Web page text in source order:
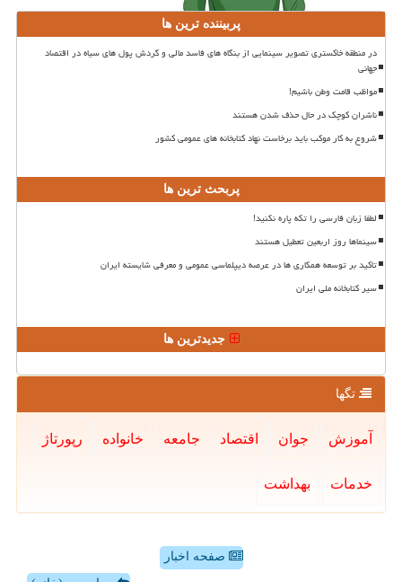
پربیننده ترین ها
در منطقه خاکستری تصویر سینمایی از بنگاه های فاسد مالی و گردش پول های سیاه در اقتصاد
جهانی
مواظب قامت وطن باشیم!
ناشران کوچک در حال حذف شدن هستند
شروع به کار موکب باید برخاست نهاد کتابخانه های عمومی کشور
پربحث ترین ها
لطفا زبان فارسی را تکه پاره نکنید!
سینماها روز اربعین تعطیل هستند
تاکید بر توسعه همکاری ها در عرصه دیپلماسی عمومی و معرفی شایسته ایران
سیر کتابخانه ملی ایران
جدیدترین ها
تگها
آموزش جوان اقتصاد جامعه خانواده رپورتاژ
خدمات بهداشت
صفحه اخبار